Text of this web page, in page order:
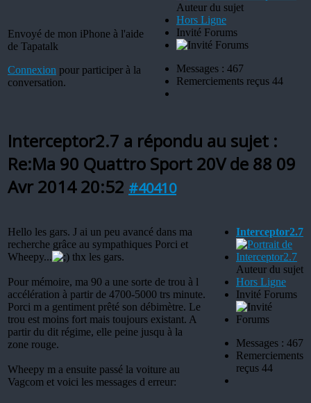
Envoyé de mon iPhone à l'aide
de Tapatalk
Connexion pour participer à la
conversation.
Auteur du sujet
Hors Ligne
Invité Forums
Messages : 467
Remerciements reçus 44
Interceptor2.7 a répondu au sujet :
Re:Ma 90 Quattro Sport 20V de 88 09
Avr 2014 20:52 #40410
Hello les gars. J ai un peu avancé dans ma
recherche grâce au sympathiques Porci et
Wheepy...
thx les gars.
Pour mémoire, ma 90 a une sorte de trou à l
accélération à partir de 4700-5000 trs minute.
Porci m a gentiment prêté son débimètre. Le
trou est moins fort mais toujours existant. A
partir du dit régime, elle peine jusqu à la
zone rouge.
Wheepy m a ensuite passé la voiture au
Vagcom et voici les messages d erreur:
Interceptor2.7
Auteur du sujet
Hors Ligne
Invité Forums
Messages : 467
Remerciements
reçus 44